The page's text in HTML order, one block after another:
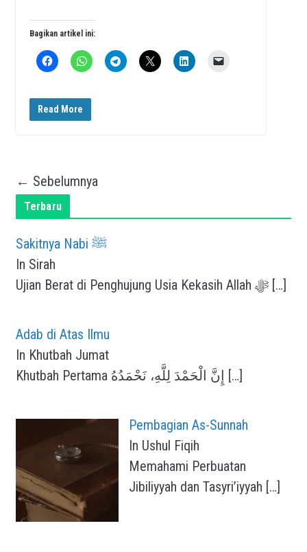
Bagikan artikel ini:
Read More
← Sebelumnya
Terbaru
Sakitnya Nabi ﷺ
In Sirah
Ujian Berat di Penghujung Usia Kekasih Allah ﷻ […]
Adab di Atas Ilmu
In Khutbah Jumat
[…]
Pembagian As-Sunnah
In Ushul Fiqih
Memahami Perbuatan
Jibiliyyah dan Tasyri’iyyah […]